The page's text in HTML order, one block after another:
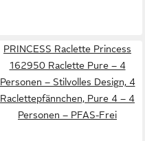
PRINCESS Raclette Princess
162950 Raclette Pure – 4
Personen – Stilvolles Design, 4
Raclettepfännchen, Pure 4 – 4
Personen – PFAS-Frei